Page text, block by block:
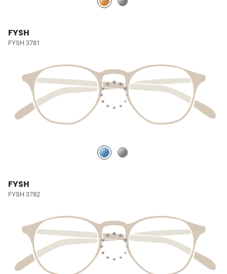
FYSH
FYSH 3781
FYSH
FYSH 3782